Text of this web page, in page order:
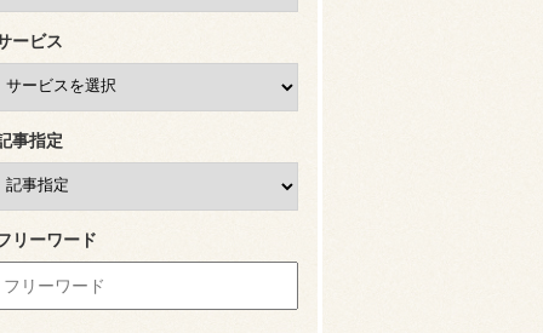
ービス
事指定
リーワード